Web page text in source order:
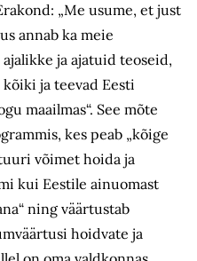
„Me usume, et just
annab ka meie
ja ajatuid teoseid,
ja teevad Eesti
maailmas“. See mõte
kes peab „kõige
võimet hoida ja
kui Eestile ainuomast
ning väärtustab
hoidvate ja